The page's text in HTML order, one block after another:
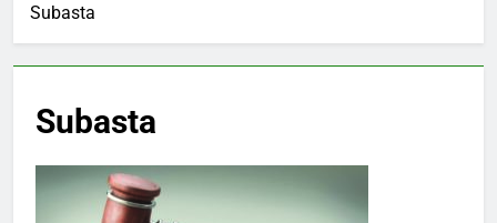
Subasta
Subasta